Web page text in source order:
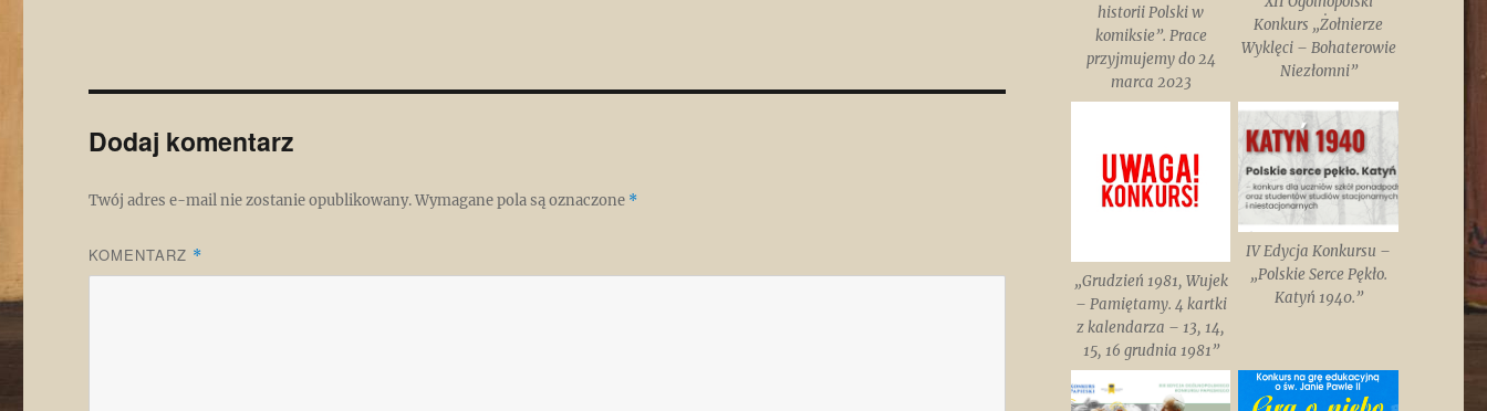
Dodaj komentarz
Twój adres e-mail nie zostanie opublikowany.Wymagane pola są oznaczone *
KOMENTARZ *
historii Polski w
komiksie”. Prace
przyjmujemy do 24
marca 2023
Konkurs „Żołnierze
Wyklęci – Bohaterowie
Niezłomni”
„Grudzień 1981, Wujek
– Pamiętamy. 4 kartki
z kalendarza – 13, 14,
15, 16 grudnia 1981”
IV Edycja Konkursu –
„Polskie Serce Pękło.
Katyń 1940.”